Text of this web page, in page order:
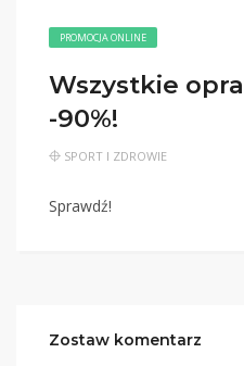
PROMOCJA ONLINE
Wszystkie
-90%!
SPORT I ZDROWIE
Sprawdź!
Zostaw komentarz